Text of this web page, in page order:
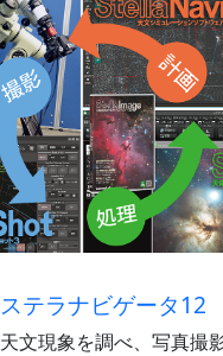
ステラナビゲータ12
天文現象を調べ、写真撮